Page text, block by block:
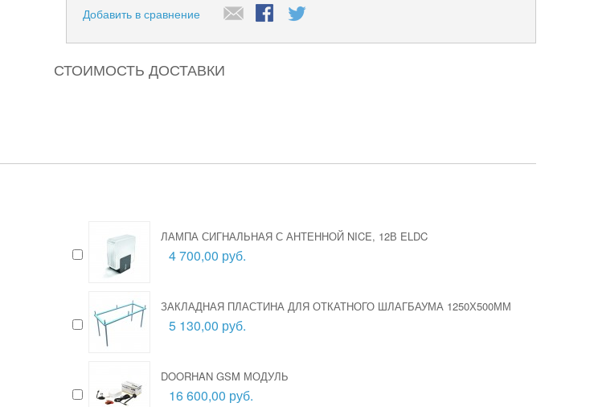
Добавить в сравнение
СТОИМОСТЬ ДОСТАВКИ
ЛАМПА СИГНАЛЬНАЯ С АНТЕННОЙ NICE, 12В ELDC
4 700,00 руб.
ЗАКЛАДНАЯ ПЛАСТИНА ДЛЯ ОТКАТНОГО ШЛАГБАУМА 1250Х500ММ
5 130,00 руб.
DOORHAN GSM МОДУЛЬ
16 600,00 руб.